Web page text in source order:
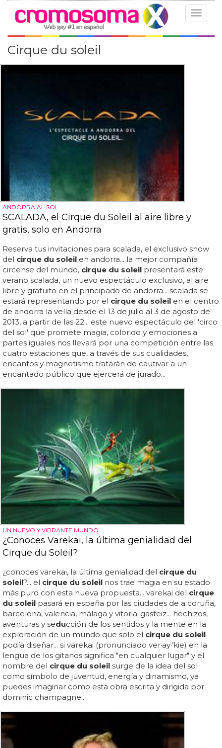
Toggle
Cirque du soleil
ANDORRA AL SOL
SCALADA, el Cirque du Soleil al aire libre y
gratis, solo en Andorra
Reserva tus invitaciones para scalada, el exclusivo show
del cirque du soleil en andorra... la mejor compañía
circense del mundo, cirque du soleil presentará este
verano scalada, un nuevo espectáculo exclusivo, al aire
libre y gratuito en el principado de andorra... scalada se
estará representando por el cirque du soleil en el centro
de andorra la vella desde el 13 de julio al 3 de agosto de
2013, a partir de las 22... este nuevo espectáculo del 'circo
del sol' que promete magia, colorido y emociones a
partes iguales nos llevará por una competición entre las
cuatro estaciones que, a través de sus cualidades,
encantos y magnetismo tratarán de cautivar a un
encantado público que ejercerá de jurado...
UN NUEVO Y VIBRANTE MUNDO
¿Conoces Varekai, la última genialidad del
Cirque du Soleil?
¿conoces varekai, la última genialidad del cirque du
soleil?... el cirque du soleil nos trae magia en su estado
más puro con esta nueva propuesta... varekai del cirque
du soleil pasará en españa por las ciudades de a coruña,
barcelona, valencia, málaga y vitoria-gasteiz... hechizos,
aventuras y seducción de los sentidos y la mente en la
exploración de un mundo que solo el cirque du soleil
podía diseñar... si varekai (pronunciado ver·ay·’kie) en la
lengua de los gitanos significa "en cualquier lugar" y el
nombre del cirque du soleil surge de la idea del sol
como símbolo de juventud, energía y dinamismo, ya
puedes imaginar como esta obra escrita y dirigida por
dominic champagne...